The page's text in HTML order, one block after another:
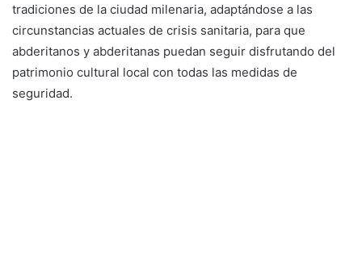
tradiciones de la ciudad milenaria, adaptándose a las
circunstancias actuales de crisis sanitaria, para que
abderitanos y abderitanas puedan seguir disfrutando del
patrimonio cultural local con todas las medidas de
seguridad.